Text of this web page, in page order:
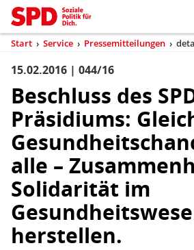
Kopfbereich
Sprungmarken-
Navigation
Zum Inhaltsbereich
Hauptnavigation
Sie
sind
Start › Service › Pressemitteilungen ›
Inhaltsbereich
Pressemitteilung
15.02.2016 | 044/16
Beschluss des
Präsidiums:
alle –
Solidarität im
herstellen.